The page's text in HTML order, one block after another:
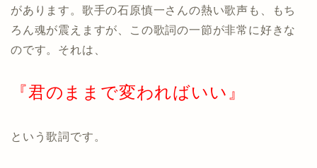
があります。歌手の石原慎一さんの熱い歌声も、もち
ろん魂が震えますが、この歌詞の一節が非常に好きな
のです。それは、
『君のままで変わればいい』
という歌詞です。